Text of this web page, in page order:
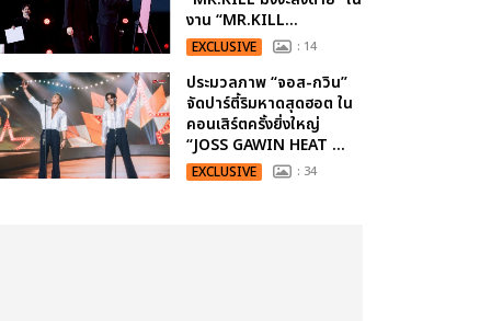
งาน “MR.KILL...
EXCLUSIVE : 14
ประมวลภาพ “จอส-กวิน”
จัดปาร์ตี้ริมหาดสุดฮอต ใน
คอนเสิร์ตครั้งยิ่งใหญ่
“JOSS GAWIN HEAT ...
EXCLUSIVE : 34